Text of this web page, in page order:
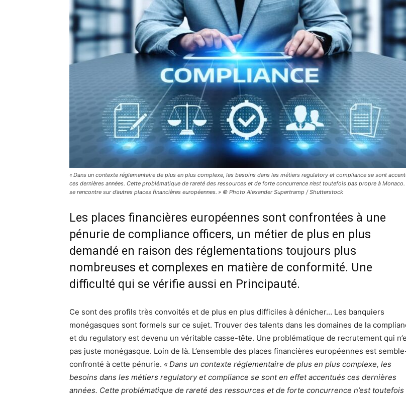
« Dans un contexte réglementaire de plus en plus complexe, les besoins dans les métiers regulatory et compliance se sont
ces dernières années. Cette problématique de rareté des ressources et de forte concurrence n’est toutefois pas propre à Monaco.
se rencontre sur d’autres places financières européennes. » © Photo Alexander Supertramp / Shutterstock
Les places financières européennes sont confrontées à une
pénurie de compliance officers, un métier de plus en plus
demandé en raison des réglementations toujours plus
nombreuses et complexes en matière de conformité. Une
difficulté qui se vérifie aussi en Principauté.
Ce sont des profils très convoités et de plus en plus difficiles à dénicher… Les banquiers
monégasques sont formels sur ce sujet. Trouver des talents dans les domaines de la
et du regulatory est devenu un véritable casse-tête. Une problématique de recrutement qui
pas juste monégasque. Loin de là. L’ensemble des places financières européennes est
confronté à cette pénurie. « Dans un contexte réglementaire de plus en plus complexe, les
besoins dans les métiers regulatory et compliance se sont en effet accentués ces dernières
années. Cette problématique de rareté des ressources et de forte concurrence n’est toutefois